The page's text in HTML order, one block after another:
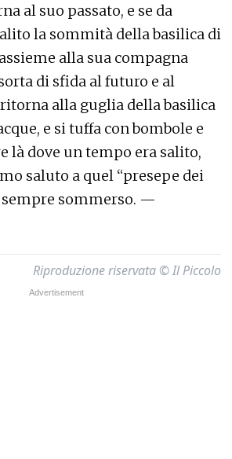
al suo passato, e se da
la sommità della basilica di
alla sua compagna
di sfida al futuro e al
alla guglia della basilica
e si tuffa con bombole e
là dove un tempo era salito,
saluto a quel “presepe dei
sommerso. —
Riproduzione riservata © Il Piccolo